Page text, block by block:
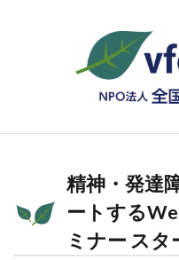
精神・発達
ートする
ミナー スタ